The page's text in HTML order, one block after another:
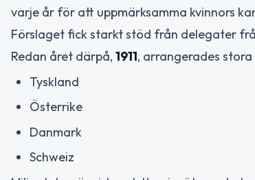
varje år för att uppmärksamma kvinnors
Förslaget fick starkt stöd från delegater
Redan året därpå, 1911, arrangerades
Tyskland
Österrike
Danmark
Schweiz